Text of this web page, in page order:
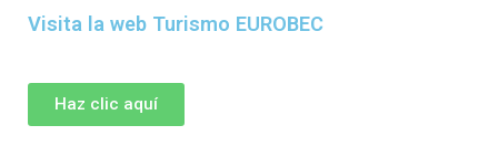
Visita la web Turismo EUROBEC
Haz clic aquí